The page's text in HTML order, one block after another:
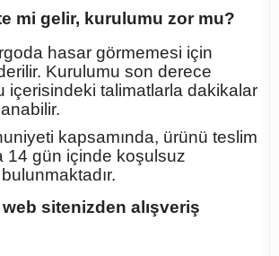
mi gelir, kurulumu zor mu?
hasar görmemesi için
Kurulumu son derece
içerisindeki talimatlarla dakikalar
kapsamında, ürünü teslim
14 gün içinde koşulsuz
bulunmaktadır.
sitenizden alışveriş